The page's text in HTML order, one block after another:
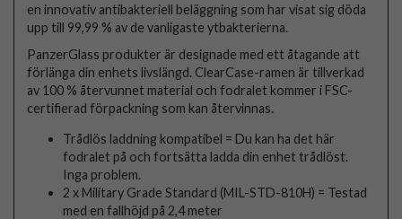
en innovativ antibakteriell beläggning som har visat sig döda
upp till 99,99 % av de vanligaste ytbakterierna.
PanzerGlass produkter är designade med ett åtagande att
förlänga din enhets livslängd. ClearCase-ramen är tillverkad
av 100 % återvunnet material och fodralet kommer i FSC-
certifierad förpackning som kan återvinnas.
Trådlös laddning kompatibel = Du kan ha det här
fodralet på och fortsätta ladda din enhet trådlöst.
Inga problem.
2 x Military Grade Standard (MIL-STD-810H) = Testad
med en fallhöjd på 2,4 meter